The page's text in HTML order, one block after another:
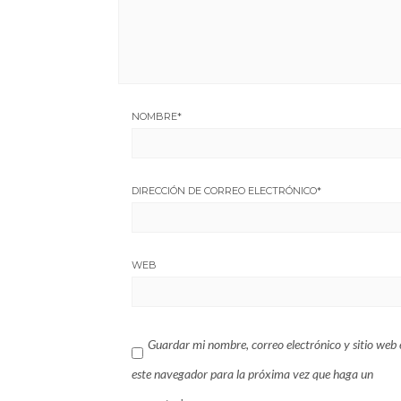
NOMBRE*
DIRECCIÓN DE CORREO ELECTRÓNICO*
WEB
Guardar mi nombre, correo electrónico y sitio web
este navegador para la próxima vez que haga un